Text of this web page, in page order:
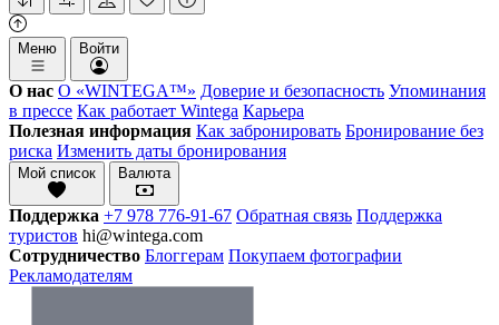
Меню Войти
О нас О «WINTEGA™» Доверие и безопасность Упоминания
в прессе Как работает Wintega Карьера
Полезная информация Как забронировать Бронирование без
риска Изменить даты бронирования
Мой список Валюта
Поддержка +7 978 776-91-67 Обратная связь Поддержка
туристов hi@wintega.com
Сотрудничество Блоггерам Покупаем фотографии
Рекламодателям